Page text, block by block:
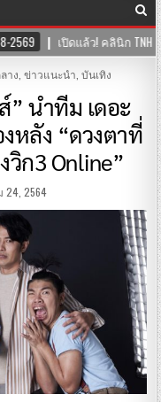
พทย์แผนไทย พร้อมให้บริการ
าง ข่าวแนะนำ บันเทิง
” นำทีม เดอะ
หลัง “ดวงตาที่
วิก3 Online”
2564